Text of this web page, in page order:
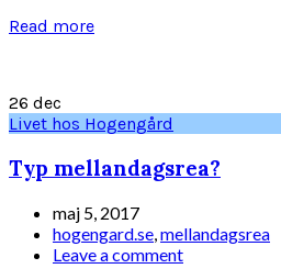
Read more
26 dec
Livet hos Hogengård
Typ mellandagsrea?
maj 5, 2017
hogengard.se,mellandagsrea
Leave a comment